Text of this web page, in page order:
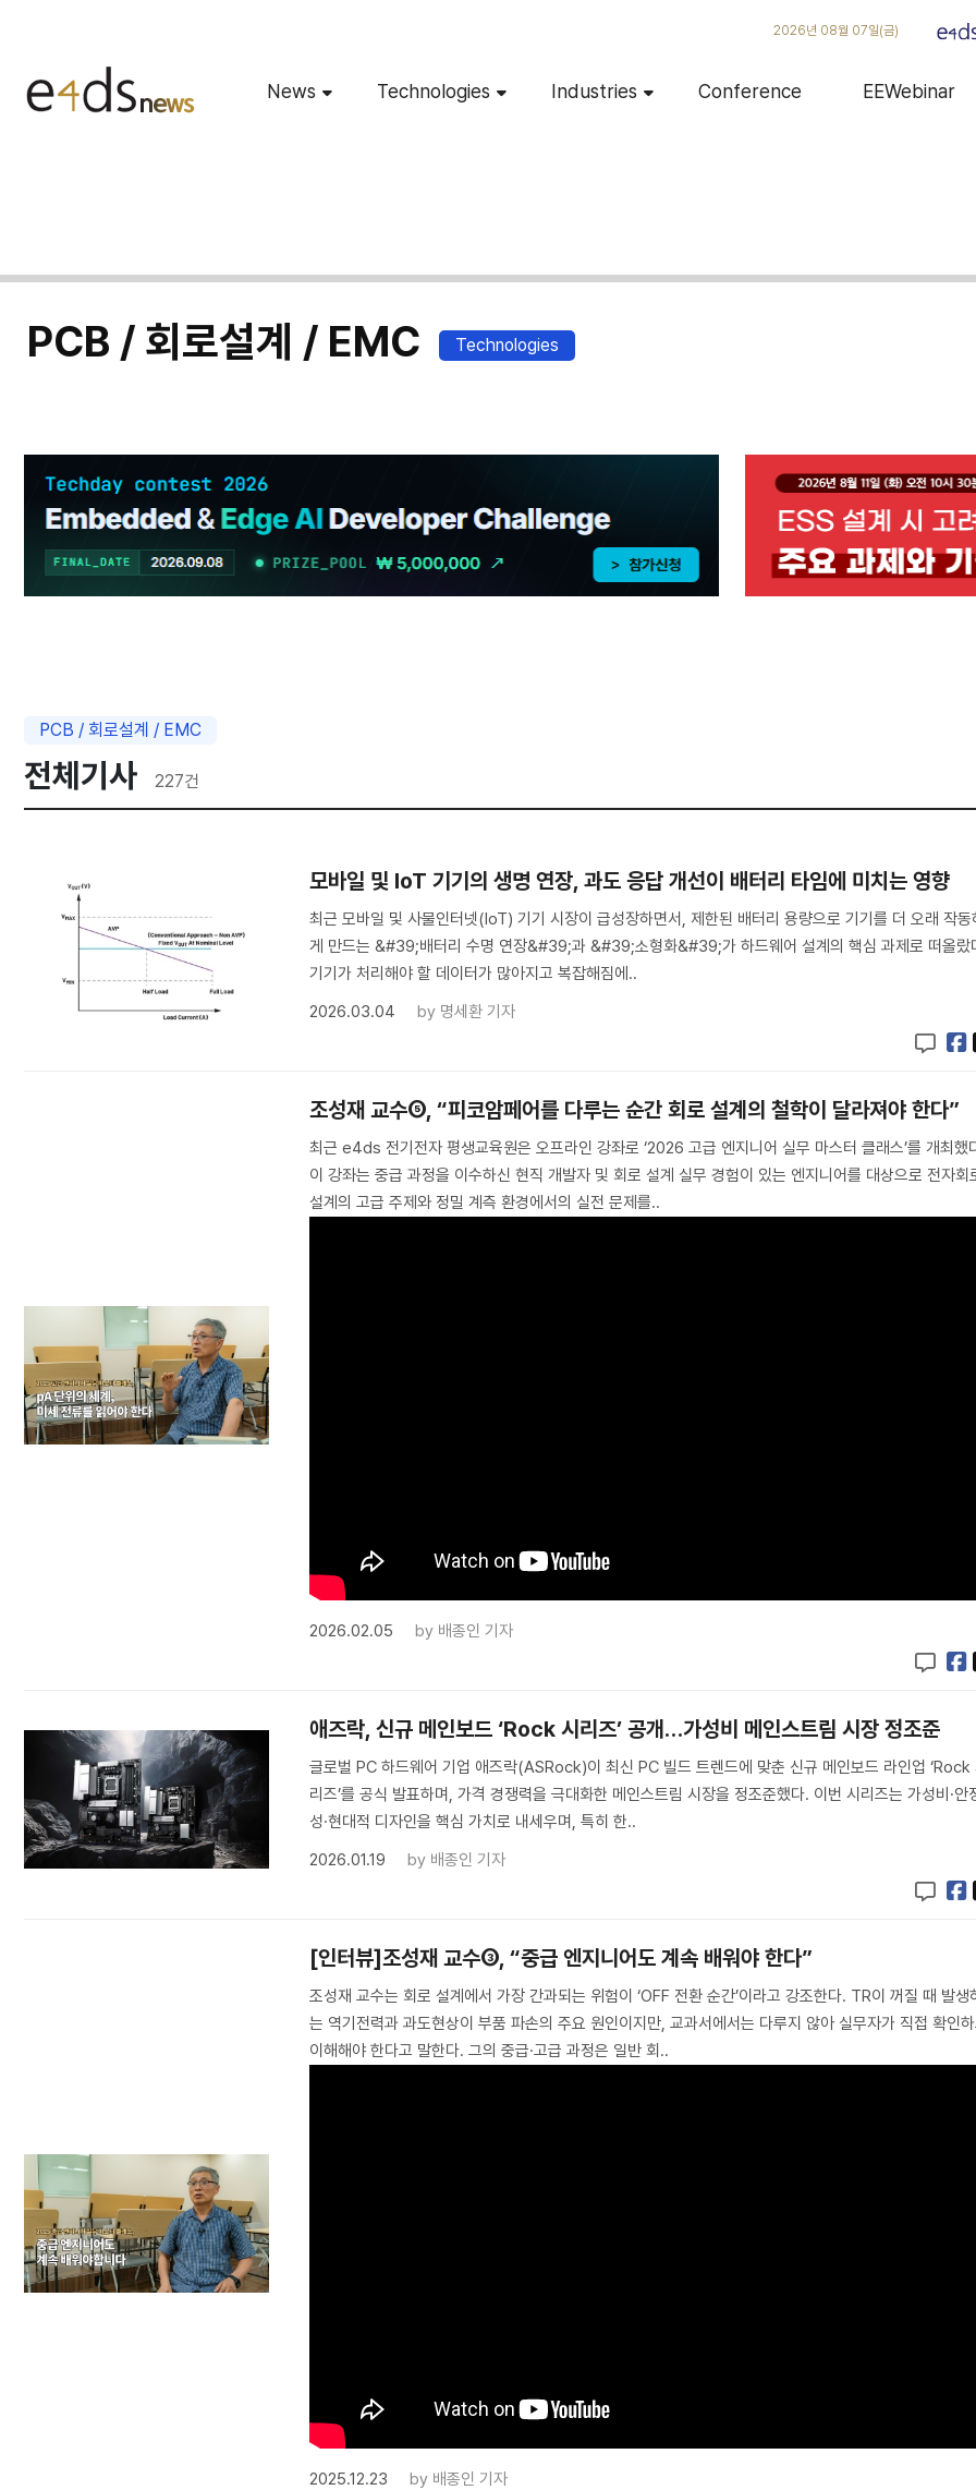
2026년 08월 07일(금)
News Technologies Industries Conference EEWebinar
PCB / 회로설계 / EMC Technologies
PCB / 회로설계 / EMC
전체기사 227건
모바일 및 IoT 기기의 생명 연장, 과도 응답 개선이 배터리 타임에 미치는 영향
최근 모바일 및 사물인터넷(IoT) 기기 시장이 급성장하면서, 제한된 배터리 용량으로 기기를 더 오래 작동
게 만드는 &#39;배터리 수명 연장&#39;과 &#39;소형화&#39;가 하드웨어 설계의 핵심 과제로 떠올랐
기기가 처리해야 할 데이터가 많아지고 복잡해짐에..
2026.03.04
by 명세환 기자
조성재 교수⑤, “피코암페어를 다루는 순간 회로 설계의 철학이 달라져야 한다”
최근 e4ds 전기전자 평생교육원은 오프라인 강좌로 ‘2026 고급 엔지니어 실무 마스터 클래스’를 개최했
이 강좌는 중급 과정을 이수하신 현직 개발자 및 회로 설계 실무 경험이 있는 엔지니어를 대상으로 전자회
설계의 고급 주제와 정밀 계측 환경에서의 실전 문제를..
2026.02.05 by 배종인 기자
애즈락, 신규 메인보드 ‘Rock 시리즈’ 공개…가성비 메인스트림 시장 정조준
글로벌 PC 하드웨어 기업 애즈락(ASRock)이 최신 PC 빌드 트렌드에 맞춘 신규 메인보드 라인업 ‘Rock
리즈’를 공식 발표하며, 가격 경쟁력을 극대화한 메인스트림 시장을 정조준했다. 이번 시리즈는 가성비·안
성·현대적 디자인을 핵심 가치로 내세우며, 특히 한..
2026.01.19
by 배종인 기자
[인터뷰]조성재 교수③, “중급 엔지니어도 계속 배워야 한다”
조성재 교수는 회로 설계에서 가장 간과되는 위험이 ‘OFF 전환 순간’이라고 강조한다. TR이 꺼질 때 발생
는 역기전력과 과도현상이 부품 파손의 주요 원인이지만, 교과서에서는 다루지 않아 실무자가 직접 확인
이해해야 한다고 말한다. 그의 중급·고급 과정은 일반 회..
2025.12.23 by 배종인 기자